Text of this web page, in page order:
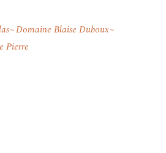
Domaine Blaise Duboux
Pierre